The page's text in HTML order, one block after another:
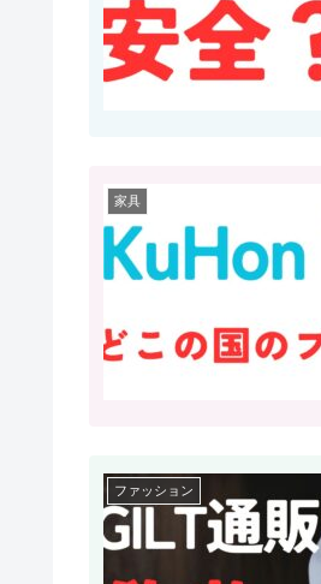
家具
ファッション